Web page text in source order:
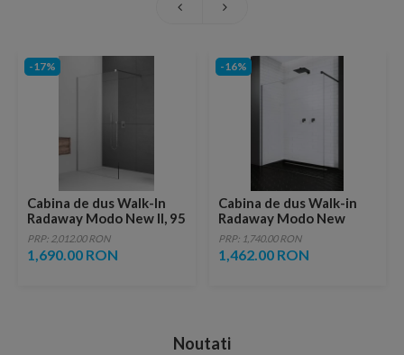
-17%
Cabina de dus Walk-In
Radaway Modo New II, 95
x H200 cm, sticla
transparenta
PRP: 2,012.00 RON
1,690.00 RON
-16%
Cabina de dus Walk-in
Radaway Modo New
Black II 70 cm, profil
negru
PRP: 1,740.00 RON
1,462.00 RON
Noutati